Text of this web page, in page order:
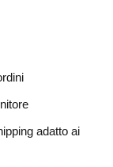
adatto ai